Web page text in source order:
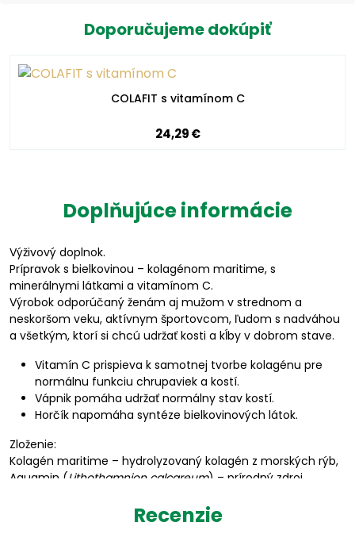
Doporučujeme dokúpiť
COLAFIT s vitamínom C
24,29 €
Doplňujúce informácie
Výživový doplnok.
Prípravok s bielkovinou – kolagénom maritime, s
minerálnymi látkami a vitamínom C.
Výrobok odporúčaný ženám aj mužom v strednom a
neskoršom veku, aktívnym športovcom, ľudom s nadváhou
a všetkým, ktorí si chcú udržať kosti a kĺby v dobrom stave.
Vitamín C prispieva k samotnej tvorbe kolagénu pre
normálnu funkciu chrupaviek a kostí.
Vápnik pomáha udržať normálny stav kostí.
Horčík napomáha syntéze bielkovinových látok.
Zloženie:
Kolagén maritime – hydrolyzovaný kolagén z morských rýb,
Aquamin (Lithothamnion calcareum) – prírodný zdroj
kyselina L-askorbová. Obal kapsuly: želatína.
Lepok (mg/1 kg): <5,0. Vhodné pre celiatikov.
Recenzie